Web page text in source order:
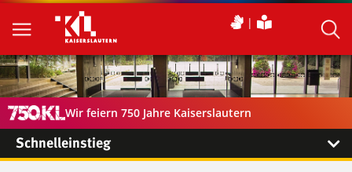
Wir feiern 750 Jahre Kaiserslautern
Schnelleinstieg